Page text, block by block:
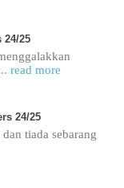
24/25
read more
24/25
tiada sebarang